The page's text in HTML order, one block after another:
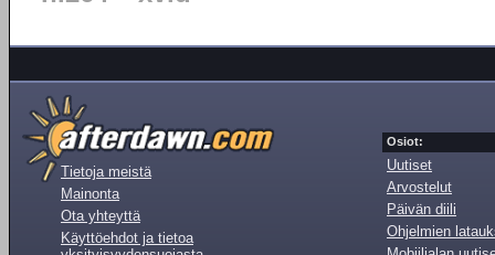
Tietoja meistä
Mainonta
Ota yhteyttä
Käyttöehdot ja tietoa
Osiot:
Uutiset
Arvostelut
Päivän diili
Ohjelmien